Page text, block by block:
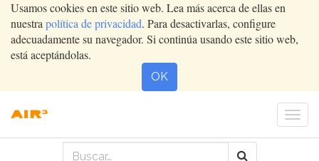
Usamos cookies en este sitio web. Lea más acerca de ellas en
nuestra política de privacidad. Para desactivarlas, configure
adecuadamente su navegador. Si continúa usando este sitio web,
está aceptándolas.
OK